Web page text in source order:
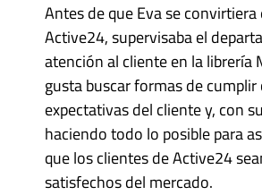
Antes de que Eva se
Active24, supervisaba el
atención al cliente en la librería
gusta buscar formas de cumplir
expectativas del cliente y, con
haciendo todo lo posible para
que los clientes de Active24
satisfechos del mercado.